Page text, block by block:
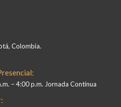
Colombia.
– 4:00 p.m. Jornada Continua